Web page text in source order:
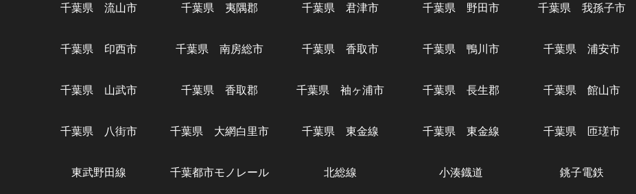
千葉県 流山市 千葉県 夷隅郡 千葉県 君津市 千葉県 野田市 千葉県 我孫子市
千葉県 印西市 千葉県 南房総市 千葉県 香取市 千葉県 鴨川市 千葉県 浦安市
千葉県 山武市 千葉県 香取郡 千葉県 袖ヶ浦市 千葉県 長生郡 千葉県 館山市
千葉県 八街市 千葉県 大網白里市 千葉県 東金線 千葉県 東金線 千葉県 匝瑳市
東武野田線 千葉都市モノレール 北総線 小湊鐡道 銚子電鉄